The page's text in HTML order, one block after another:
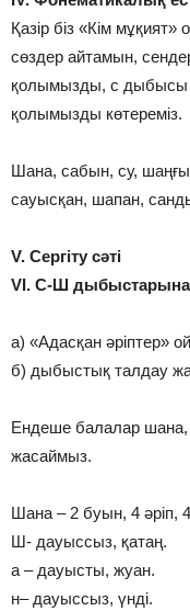
Қазір біз «Кім
сөздер айтамын,
қолымызды, с дыбысы
қолымызды көтереміз.
Шана, сабын, су,
сауысқан, шапан,
V. Сергіту сәті
VІ. С-Ш
а) «Адасқан әріптер»
б) дыбыстық талдау
Ендеше балалар шана,
жасаймыз.
Шана – 2 буын, 4 әріп,
Ш- дауыссыз, қатаң.
а – дауысты, жуан.
н– дауыссыз, үнді.